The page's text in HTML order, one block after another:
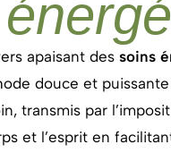
apaisant des soins
douce et
transmis par
et l’esprit en